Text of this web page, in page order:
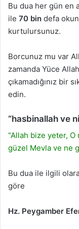
Bu dua her gün en
ile 70 bin defa
kurtulursunuz.
Borcunuz mu var
zamanda Yüce
çıkamadığınız bir
edin.
“hasbinallah ve
“Allah bize yeter,
güzel Mevla ve ne
Bu dua ile ilgili
göre
Hz. Peygamber